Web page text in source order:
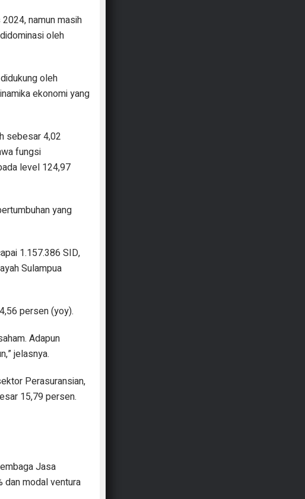
namun masih
oleh
oleh
ekonomi yang
sebesar 4,02
fungsi
level 124,97
yang
1.157.386 SID,
Sulampua
persen (yoy).
Adapun
jelasnya.
Perasuransian,
15,79 persen.
Jasa
dan modal ventura